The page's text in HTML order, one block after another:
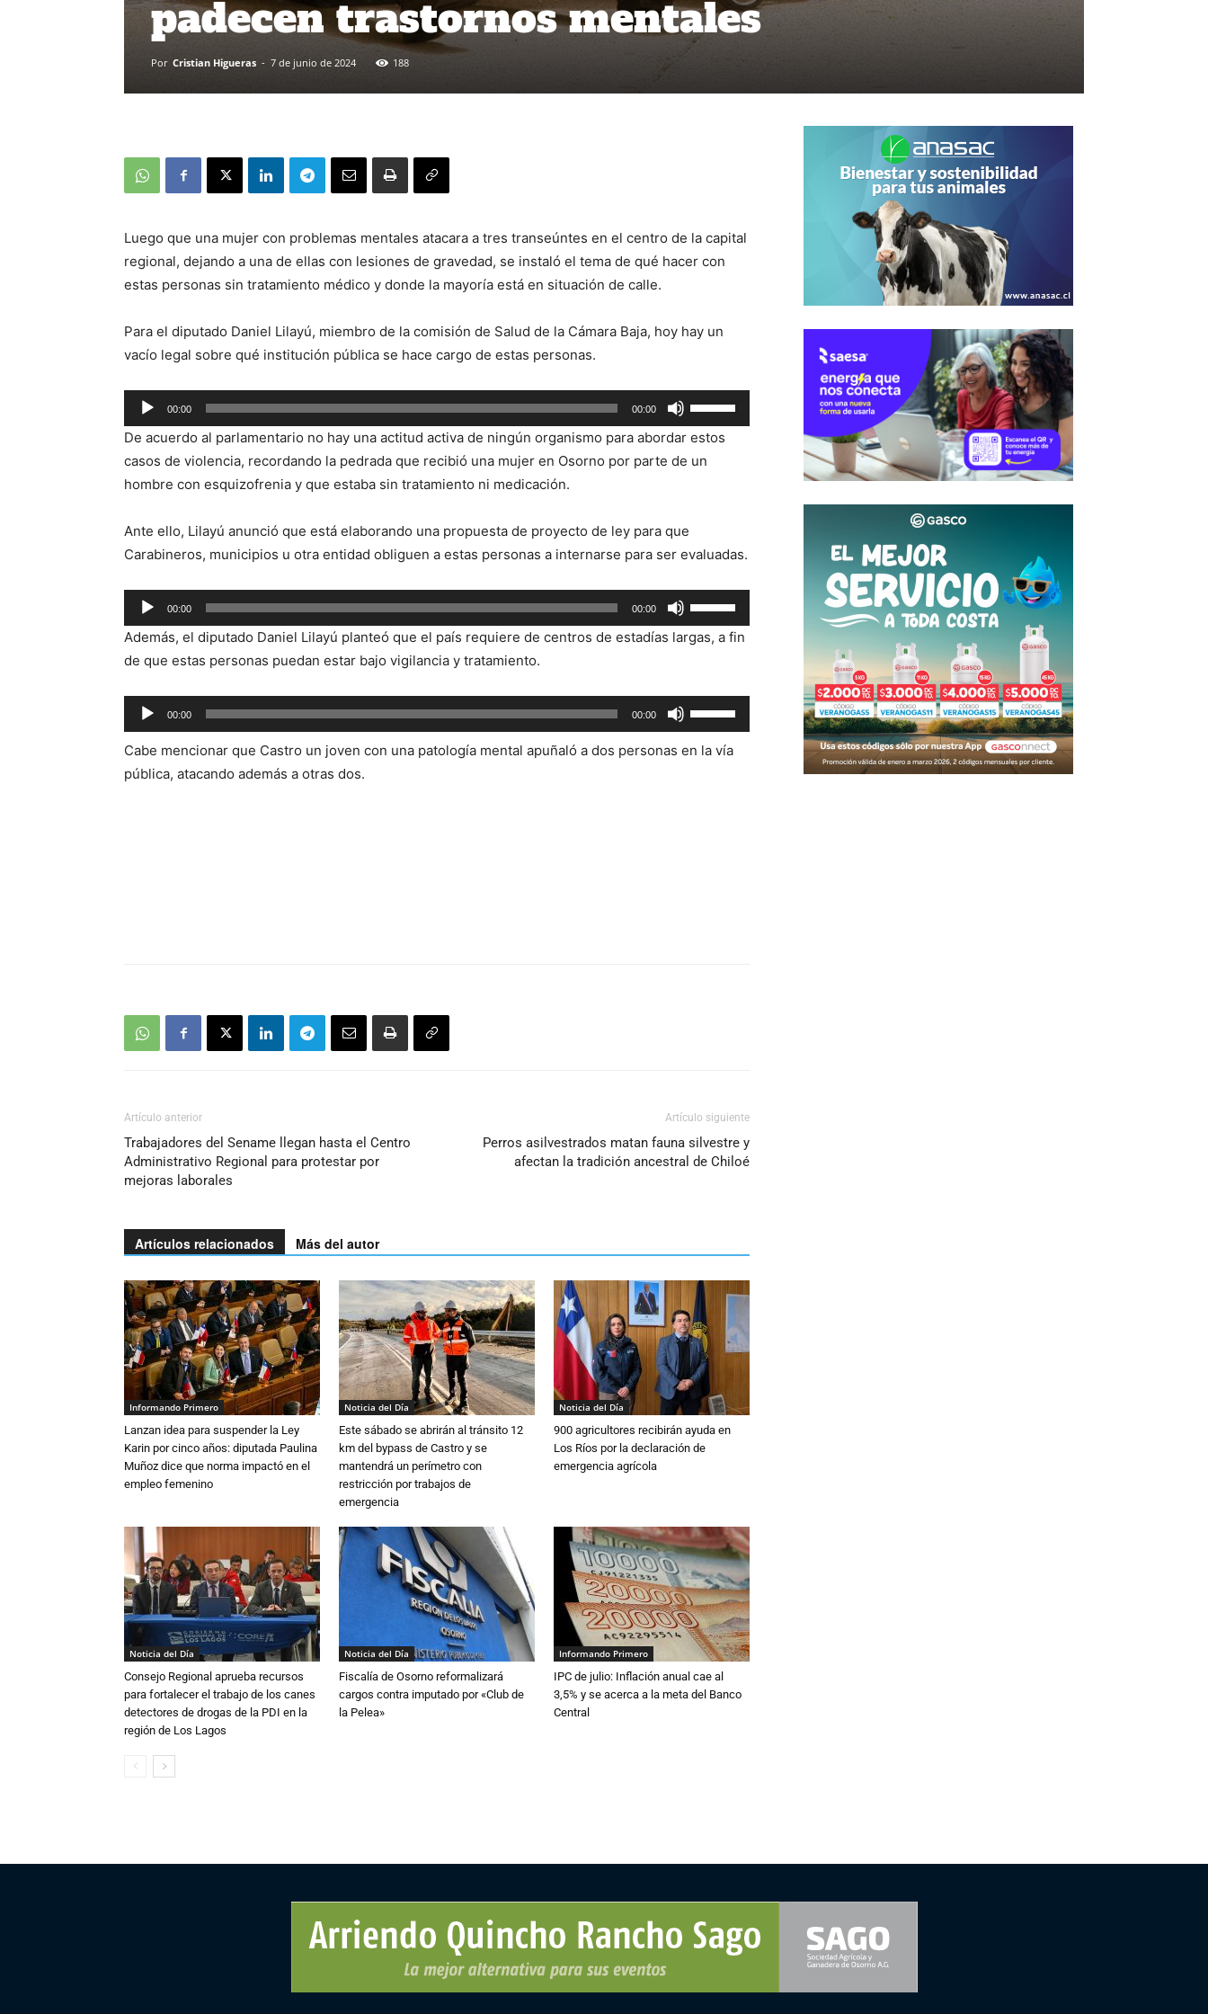
padecen trastornos mentales
Por Cristian Higueras - 7 de junio de 2024 188
Luego que una mujer con problemas mentales atacara a tres transeúntes en el centro de la capital
regional, dejando a una de ellas con lesiones de gravedad, se instaló el tema de qué hacer con
estas personas sin tratamiento médico y donde la mayoría está en situación de calle.
Para el diputado Daniel Lilayú, miembro de la comisión de Salud de la Cámara Baja, hoy hay un
vacío legal sobre qué institución pública se hace cargo de estas personas.
Reproductor
de
audio
00:00 00:00
las
teclas
de
aumentar
o
disminuir
el
De acuerdo al parlamentario no hay una actitud activa de ningún organismo para abordar estos
casos de violencia, recordando la pedrada que recibió una mujer en Osorno por parte de un
hombre con esquizofrenia y que estaba sin tratamiento ni medicación.
Ante ello, Lilayú anunció que está elaborando una propuesta de proyecto de ley para que
Carabineros, municipios u otra entidad obliguen a estas personas a internarse para ser evaluadas.
Reproductor
de
audio
00:00 00:00
las
teclas
flecha
arriba/abajo
Además, el diputado Daniel Lilayú planteó que el país requiere de centros de estadías largas, a fin
de que estas personas puedan estar bajo vigilancia y tratamiento.
Reproductor
de
audio
00:00 00:00
las
teclas
Cabe mencionar que Castro un joven con una patología mental apuñaló a dos personas en la vía
pública, atacando además a otras dos.
Artículo anterior
Trabajadores del Sename llegan hasta el Centro
Administrativo Regional para protestar por
mejoras laborales
Artículo siguiente
Perros asilvestrados matan fauna silvestre y
afectan la tradición ancestral de Chiloé
Artículos relacionados Más del autor
Informando Primero
Lanzan idea para suspender la Ley
Karin por cinco años: diputada Paulina
Muñoz dice que norma impactó en el
empleo femenino
Noticia del Día
Este sábado se abrirán al tránsito 12
km del bypass de Castro y se
mantendrá un perímetro con
restricción por trabajos de
emergencia
Noticia del Día
900 agricultores recibirán ayuda en
Los Ríos por la declaración de
emergencia agrícola
Noticia del Día
Consejo Regional aprueba recursos
para fortalecer el trabajo de los canes
detectores de drogas de la PDI en la
región de Los Lagos
Noticia del Día
Fiscalía de Osorno reformalizará
cargos contra imputado por «Club de
la Pelea»
Informando Primero
IPC de julio: Inflación anual cae al
3,5% y se acerca a la meta del Banco
Central